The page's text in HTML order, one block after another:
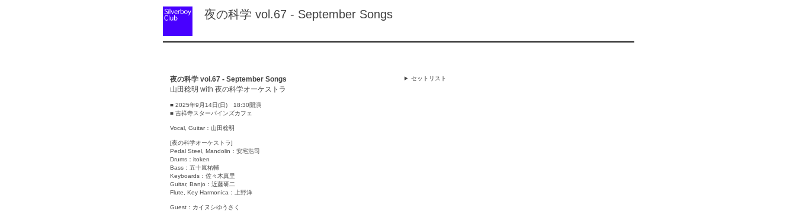
夜の科学 vol.67 - September Songs
夜の科学 vol.67 - September Songs
山田稔明 with 夜の科学オーケストラ
■ 2025年9月14日(日) 18:30開演
■ 吉祥寺スターパインズカフェ
Vocal, Guitar：山田稔明
[夜の科学オーケストラ]
Pedal Steel, Mandolin：安宅浩司
Drums：itoken
Bass：五十嵐祐輔
Keyboards：佐々木真里
Guitar, Banjo：近藤研二
Flute, Key Harmonica：上野洋
Guest：カイヌシゆうさく
セットリスト